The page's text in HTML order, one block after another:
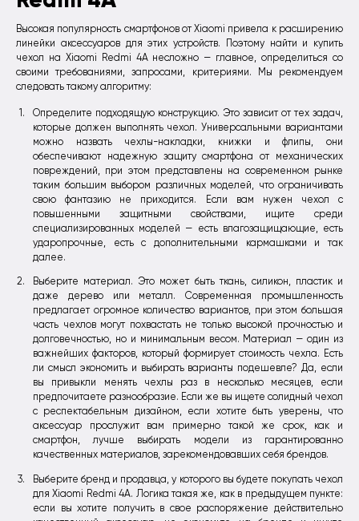
Высокая популярность смартфонов от Xiaomi привела к расширению
линейки аксессуаров для этих устройств. Поэтому найти и купить
чехол на Xiaomi Redmi 4A несложно — главное, определиться со
своими требованиями, запросами, критериями. Мы рекомендуем
следовать такому алгоритму:
Определите подходящую конструкцию. Это зависит от тех задач,
которые должен выполнять чехол. Универсальными вариантами
можно назвать чехлы-накладки, книжки и флипы, они
обеспечивают надежную защиту смартфона от механических
повреждений, при этом представлены на современном рынке
таким большим выбором различных моделей, что ограничивать
свою фантазию не приходится. Если вам нужен чехол с
повышенными защитными свойствами, ищите среди
специализированных моделей — есть влагозащищающие, есть
ударопрочные, есть с дополнительными кармашками и так
далее.
Выберите материал. Это может быть ткань, силикон, пластик и
даже дерево или металл. Современная промышленность
предлагает огромное количество вариантов, при этом большая
часть чехлов могут похвастать не только высокой прочностью и
долговечностью, но и минимальным весом. Материал — один из
важнейших факторов, который формирует стоимость чехла. Есть
ли смысл экономить и выбирать варианты подешевле? Да, если
вы привыкли менять чехлы раз в несколько месяцев, если
предпочитаете разнообразие. Если же вы ищете солидный чехол
с респектабельным дизайном, если хотите быть уверены, что
аксессуар прослужит вам примерно такой же срок, как и
смартфон, лучше выбирать модели из гарантированно
качественных материалов, зарекомендовавших себя брендов.
Выберите бренд и продавца, у которого вы будете покупать чехол
для Xiaomi Redmi 4A. Логика такая же, как в предыдущем пункте:
если вы хотите получить в свое распоряжение действительно